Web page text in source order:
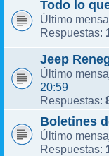
Todo lo
Último
Respuestas:
Jeep
Último
20:59
Respuestas:
Boletines
Último
Respuestas: